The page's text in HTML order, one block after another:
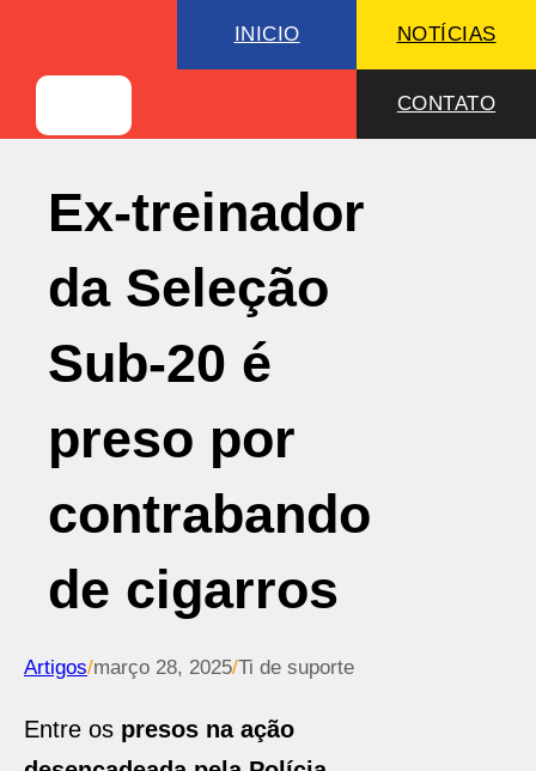
INICIO NOTÍCIAS
CONTATO
Ex-treinador
da Seleção
Sub-20 é
preso por
contrabando
de cigarros
Artigos/março 28, 2025/Ti de suporte
Entre os presos na ação